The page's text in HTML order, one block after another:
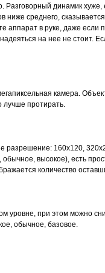
Разговорный динамик хуже,
среднего,
аппарат в руке, даже
на нее не стоит.
камера.
лучше протирать.
разрешение: 160x120,
обычное, высокое), есть
количество
уровне, при этом можно
обычное, базовое.